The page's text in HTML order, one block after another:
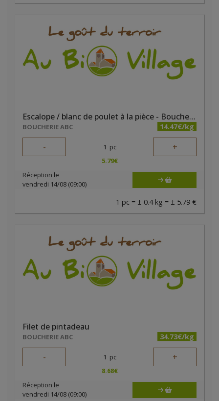
Escalope / blanc de poulet à la pièce - Boucherie ABC
BOUCHERIE ABC 14.47€/kg
- 1 pc +
5.79€
Réception le
vendredi 14/08 (09:00)
1 pc = ± 0.4 kg = ± 5.79 €
Filet de pintadeau
BOUCHERIE ABC 34.73€/kg
- 1 pc +
8.68€
Réception le
vendredi 14/08 (09:00)